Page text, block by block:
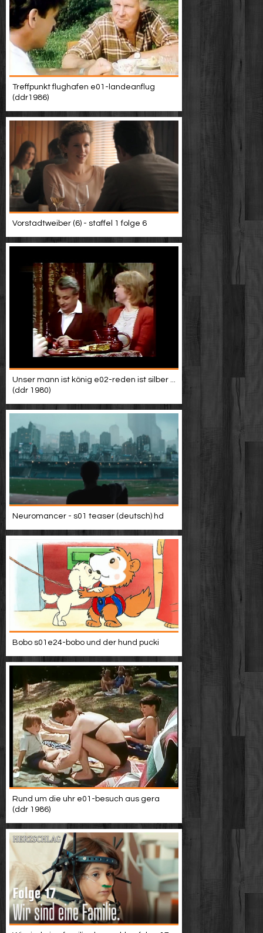
Treffpunkt flughafen e01-landeanflug
(ddr1986)
Vorstadtweiber (6) - staffel 1 folge 6
Unser mann ist könig e02-reden ist silber ...
(ddr 1980)
Neuromancer - s01 teaser (deutsch) hd
Bobo s01e24-bobo und der hund pucki
Rund um die uhr e01-besuch aus gera
(ddr 1986)